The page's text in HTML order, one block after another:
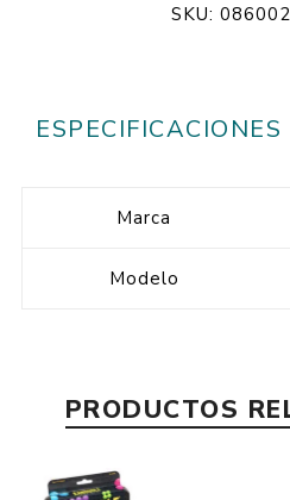
SKU:
Marca
Modelo
PRODUCTOS